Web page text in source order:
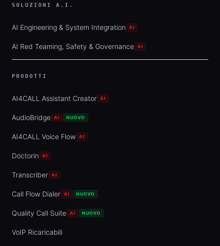
SOLUZIONI A.I.
AI Engineering & System Integration AI
AI Red Teaming, Safety & Governance AI
PRODOTTI
AI4CALL Assistant Creator AI
AudioBridge AI NUOVO
AI4CALL Voice Flow AI
Doctorin AI
Transcriber AI
Call Flow Dialer AI NUOVO
Quality Call Suite AI NUOVO
VoIP Ricaricabili